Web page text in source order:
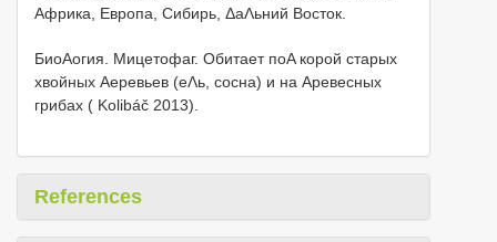
Африка, Европа, Сибирь, ΔаΛьний Восток.
БиоAогия. Мицетофаг. Обитает поΑ корой старых
хвойных Αеревьев (еΛь, сосна) и на Αревесных
грибах ( Kolibáč 2013).
References